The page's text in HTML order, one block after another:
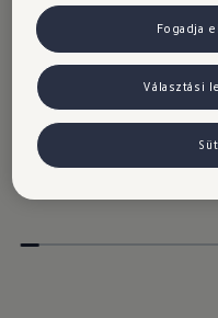
Fogadja
Választási